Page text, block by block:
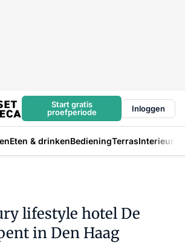
Start gratis
proefperiode
Inloggen
Eten & drinkenBedieningTerrasInterieur
lifestyle hotel De
in Den Haag